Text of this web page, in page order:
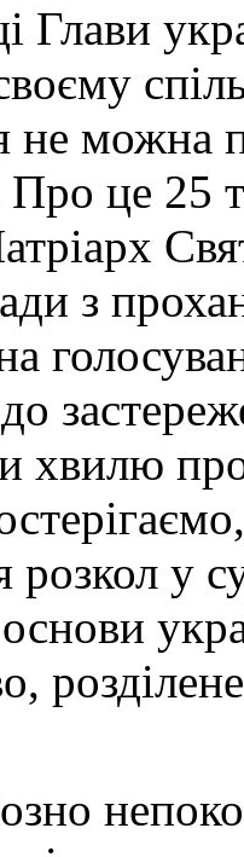
не можна
Про це 25
з
хвилю
розкол у